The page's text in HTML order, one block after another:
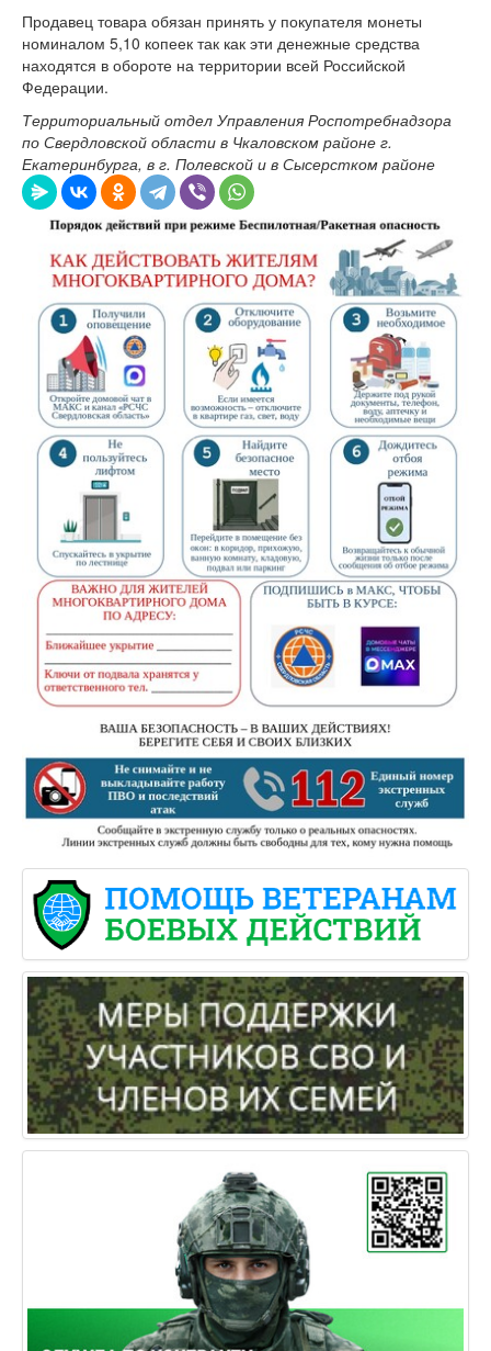
Продавец товара обязан принять у покупателя монеты
номиналом 5,10 копеек так как эти денежные средства
находятся в обороте на территории всей Российской
Федерации.
Территориальный отдел Управления Роспотребнадзора
по Свердловской области в Чкаловском районе г.
Екатеринбурга, в г. Полевской и в Сысерстком районе